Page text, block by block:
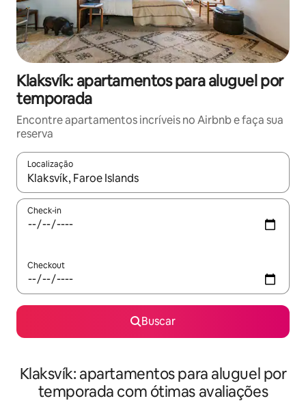
Klaksvík: apartamentos para aluguel por
temporada
Encontre apartamentos incríveis no Airbnb e faça sua
reserva
Localização
Quando os resultados estiverem disponíveis, explore-os
Check-in
Checkout
Buscar
Klaksvík: apartamentos para aluguel por
temporada com ótimas avaliações